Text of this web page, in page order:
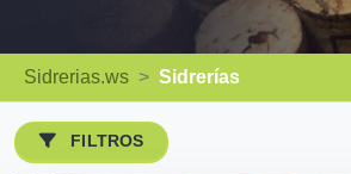
Sidrerias.ws Sidrerías
FILTROS